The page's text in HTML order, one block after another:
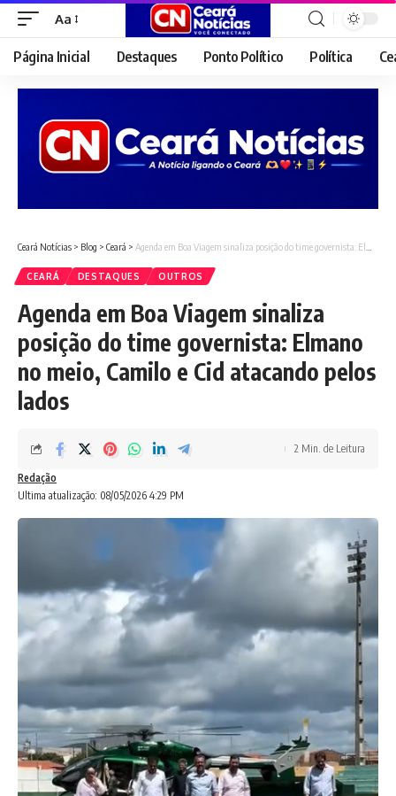
Font
Resizer
Aa
Página Inicial Destaques Ponto Político Política
Ceará Notícias > Blog > Ceará > Agenda em Boa Viagem sinaliza posição do time governista: Elmano no meio, Camilo e Cid atacando pelos lados
CEARÁ DESTAQUES OUTROS
Agenda em Boa Viagem sinaliza
posição do time governista: Elmano
no meio, Camilo e Cid atacando pelos
lados
Ultima atualização: 08/05/2026 4:29 PM
Redação
2 Min. de Leitura